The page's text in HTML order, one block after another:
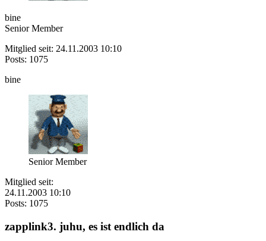
bine
Senior Member
Mitglied seit: 24.11.2003 10:10
Posts: 1075
bine
Senior Member
Mitglied seit:
24.11.2003 10:10
Posts: 1075
zapplink3. juhu, es ist endlich da